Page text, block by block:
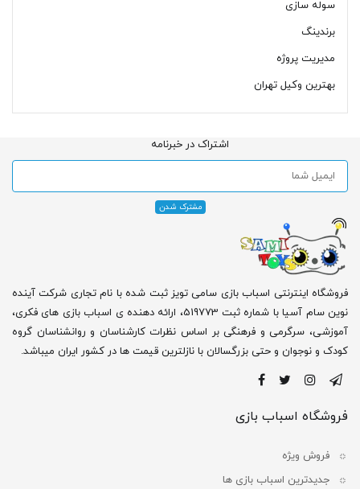
سوله سازی
برندینگ
مدیریت پروژه
بهترین وکیل تهران
اشتراک در خبرنامه
فروشگاه اینترنتی اسباب بازی سامی تویز ثبت شده با نام تجاری شرکت آینده
نوین سام آسیا با شماره ثبت 519773، ارائه دهنده ی اسباب بازی های فکری،
آموزشی، سرگرمی و فرهنگی بر اساس نظرات کارشناسان و روانشناسان گروه
کودک و نوجوان و حتی بزرگسالان با نازلترین قیمت ها در کشور ایران میباشد.
فروشگاه اسباب بازی
فروش ویژه
جدیدترین اسباب بازی ها